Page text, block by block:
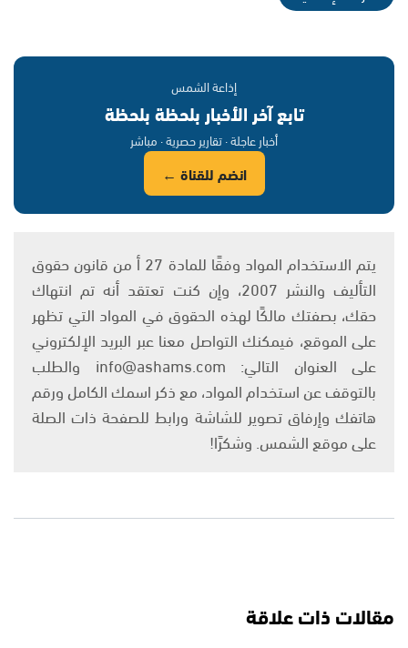
إذاعة الشمس
تابع آخر الأخبار بلحظة بلحظة
أخبار عاجلة · تقارير حصرية · مباشر
انضم للقناة ←
يتم الاستخدام المواد وفقًا للمادة 27 أ من قانون حقوق
التأليف والنشر 2007، وإن كنت تعتقد أنه تم انتهاك
حقك، بصفتك مالكًا لهذه الحقوق في المواد التي تظهر
على الموقع، فيمكنك التواصل معنا عبر البريد الإلكتروني
على العنوان التالي: info@ashams.com والطلب
بالتوقف عن استخدام المواد، مع ذكر اسمك الكامل ورقم
هاتفك وإرفاق تصوير للشاشة ورابط للصفحة ذات الصلة
على موقع الشمس. وشكرًا!
مقالات ذات علاقة